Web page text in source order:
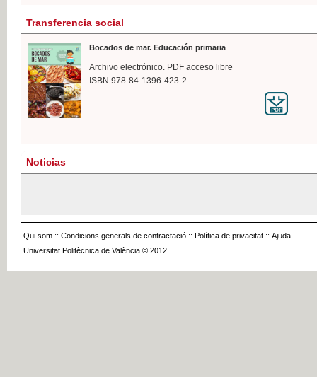
Transferencia social
Bocados de mar. Educación primaria
Archivo electrónico. PDF acceso libre
ISBN:978-84-1396-423-2
Noticias
Qui som :: Condicions generals de contractació :: Política de privacitat :: Ajuda
Universitat Politècnica de València © 2012